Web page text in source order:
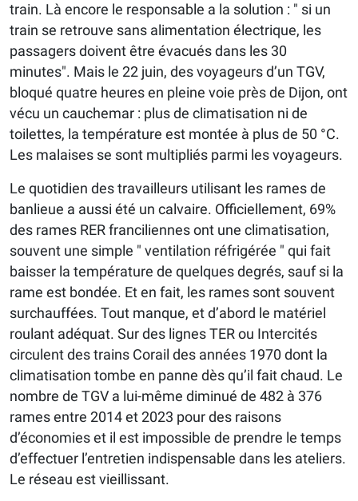
train. Là encore le responsable a la solution : " si un
train se retrouve sans alimentation électrique, les
passagers doivent être évacués dans les 30
minutes". Mais le 22 juin, des voyageurs d’un TGV,
bloqué quatre heures en pleine voie près de Dijon, ont
vécu un cauchemar : plus de climatisation ni de
toilettes, la température est montée à plus de 50 °C.
Les malaises se sont multipliés parmi les voyageurs.
Le quotidien des travailleurs utilisant les rames de
banlieue a aussi été un calvaire. Officiellement, 69%
des rames RER franciliennes ont une climatisation,
souvent une simple " ventilation réfrigérée " qui fait
baisser la température de quelques degrés, sauf si la
rame est bondée. Et en fait, les rames sont souvent
surchauffées. Tout manque, et d’abord le matériel
roulant adéquat. Sur des lignes TER ou Intercités
circulent des trains Corail des années 1970 dont la
climatisation tombe en panne dès qu’il fait chaud. Le
nombre de TGV a lui-même diminué de 482 à 376
rames entre 2014 et 2023 pour des raisons
d’économies et il est impossible de prendre le temps
d’effectuer l’entretien indispensable dans les ateliers.
Le réseau est vieillissant.